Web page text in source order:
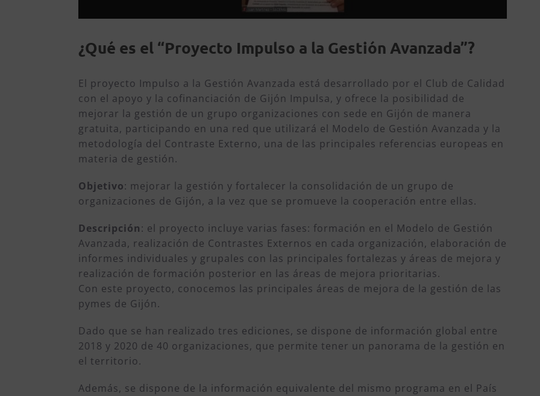
¿Qué es el “Proyecto Impulso a la Gestión Avanzada”?
El proyecto Impulso a la Gestión Avanzada está desarrollado por el Club de Calidad
con el apoyo y la cofinanciación de Gijón Impulsa, y ofrece la posibilidad de
mejorar la gestión de un grupo organizaciones con sede en Gijón de manera
gratuita, participando en una red que utilizará el Modelo de Gestión Avanzada y la
metodología del Contraste Externo, una de las principales referencias europeas en
materia de gestión.
Objetivo: mejorar la gestión y fortalecer la consolidación de un grupo de
organizaciones de Gijón, a la vez que se promueve la cooperación entre ellas.
Descripción: el proyecto incluye varias fases: formación en el Modelo de Gestión
Avanzada, realización de Contrastes Externos en cada organización, elaboración de
informes individuales y grupales con las principales fortalezas y áreas de mejora y
realización de formación posterior en las áreas de mejora prioritarias.
Con este proyecto, conocemos las principales áreas de mejora de la gestión de las
pymes de Gijón.
Dado que se han realizado tres ediciones, se dispone de información global entre
2018 y 2020 de 40 organizaciones, que permite tener un panorama de la gestión en
el territorio.
Además, se dispone de la información equivalente del mismo programa en el País